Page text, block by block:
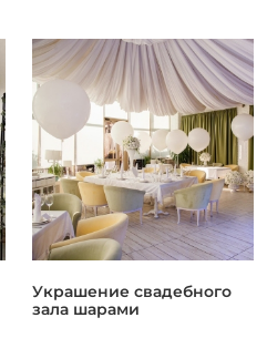
Украшение свадебного
зала шарами